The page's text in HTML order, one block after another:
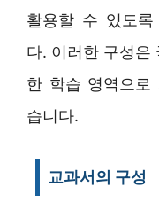
활용할 수 있도
다. 이러한 구성은
한 학습 영역으로
습니다.
교과서의 구성